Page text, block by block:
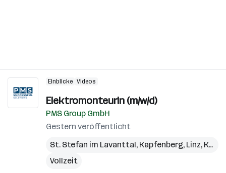
Einblicke Videos
ElektromonteurIn (m/w/d)
PMS Group GmbH
Gestern veröffentlicht
St. Stefan im Lavanttal, Kapfenberg, Linz, Kundl
Vollzeit